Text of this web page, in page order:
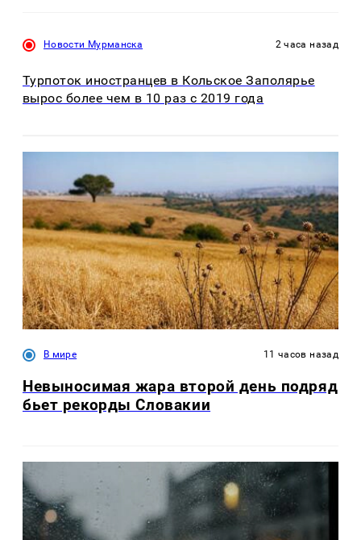
Новости Мурманска 2 часа назад
Турпоток иностранцев в Кольское Заполярье
вырос более чем в 10 раз с 2019 года
В мире 11 часов назад
Невыносимая жара второй день подряд
бьет рекорды Словакии